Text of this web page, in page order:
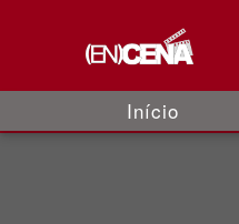
Início